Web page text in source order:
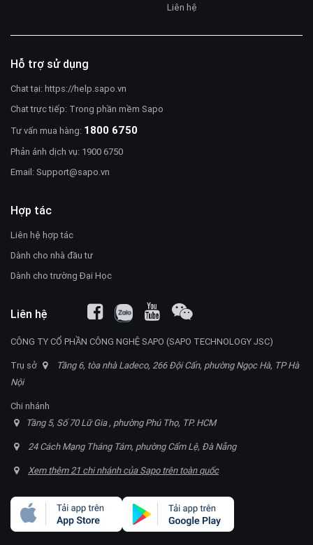
Liên hệ
Hỗ trợ sử dụng
Chat tại:https://help.sapo.vn
Chat trực tiếp: Trong phần mềm Sapo
Tư vấn mua hàng: 1800 6750
Phản ánh dịch vụ: 1900 6750
Email:Support@sapo.vn
Hợp tác
Liên hệ hợp tác
Dành cho nhà đầu tư
Dành cho trường Đại Học
Liên hệ
CÔNG TY CỔ PHẦN CÔNG NGHỆ SAPO (SAPO TECHNOLOGY JSC)
Trụ sở
Tầng 6, tòa nhà Ladeco, 266 Đội Cấn, phường Ngọc Hà, TP Hà
Nội
Chi nhánh
Tầng 5, Số 70 Lữ Gia , phường Phú Thọ, TP. HCM
24 Cách Mạng Tháng Tám, phường Cẩm Lệ, Đà Nẵng
Xem thêm 21 chi nhánh của Sapo trên toàn quốc